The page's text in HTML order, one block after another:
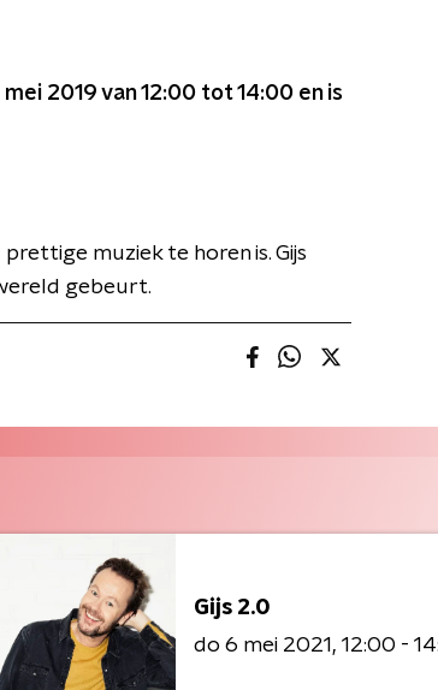
mei 2019 van 12:00 tot 14:00 en is
muziek te horen is. Gijs
gebeurt.
Gijs 2.0
do 6 mei 2021
12:00 -